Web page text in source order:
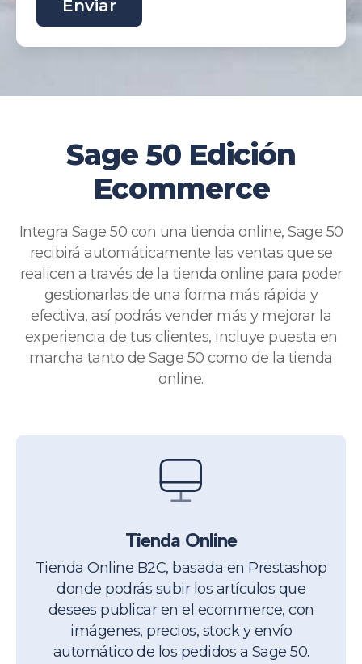
Sage 50 Edición
Ecommerce
Integra Sage 50 con una tienda online, Sage 50
recibirá automáticamente las ventas que se
realicen a través de la tienda online para poder
gestionarlas de una forma más rápida y
efectiva, así podrás vender más y mejorar la
experiencia de tus clientes, incluye puesta en
marcha tanto de Sage 50 como de la tienda
online.
Tienda Online
Tienda Online B2C, basada en Prestashop
donde podrás subir los artículos que
desees publicar en el ecommerce, con
imágenes, precios, stock y envío
automático de los pedidos a Sage 50.